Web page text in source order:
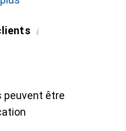
i
peuvent être